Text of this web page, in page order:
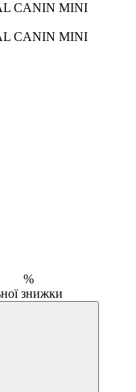
%
знижки